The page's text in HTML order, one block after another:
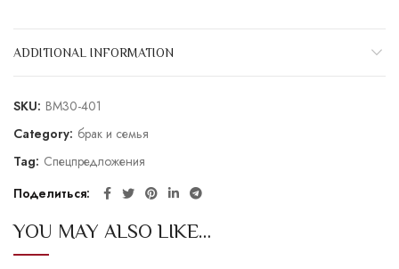
ADDITIONAL INFORMATION
SKU: BM30-401
Category: брак и семья
Tag: Спецпредложения
Поделиться
YOU MAY ALSO LIKE…